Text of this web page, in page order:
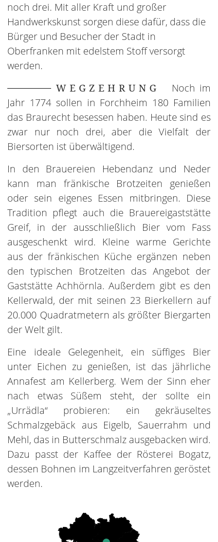
noch drei. Mit aller Kraft und großer
Handwerkskunst sorgen diese dafür, dass die
Bürger und Besucher der Stadt in
Oberfranken mit edelstem Stoff versorgt
werden.
WEGZEHRUNG
Noch im
Jahr 1774 sollen in Forchheim 180 Familien
das Braurecht besessen haben. Heute sind es
zwar nur noch drei, aber die Vielfalt der
Biersorten ist überwältigend.
In den Brauereien Hebendanz und Neder
kann man fränkische Brotzeiten genießen
oder sein eigenes Essen mitbringen. Diese
Tradition pflegt auch die Brauereigaststätte
Greif, in der ausschließlich Bier vom Fass
ausgeschenkt wird. Kleine warme Gerichte
aus der fränkischen Küche ergänzen neben
den typischen Brotzeiten das Angebot der
Gaststätte Achhörnla. Außerdem gibt es den
Kellerwald, der mit seinen 23 Bierkellern auf
20.000 Quadratmetern als größter Biergarten
der Welt gilt.
Eine ideale Gelegenheit, ein süffiges Bier
unter Eichen zu genießen, ist das jährliche
Annafest am Kellerberg. Wem der Sinn eher
nach etwas Süßem steht, der sollte ein
„Urrädla“ probieren: ein gekräuseltes
Schmalzgebäck aus Eigelb, Sauerrahm und
Mehl, das in Butterschmalz ausgebacken wird.
Dazu passt der Kaffee der Rösterei Bogatz,
dessen Bohnen im Langzeitverfahren geröstet
werden.